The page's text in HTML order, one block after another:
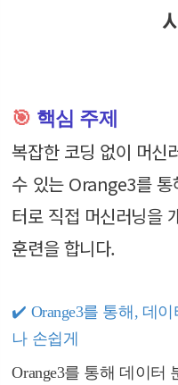
🎯 핵심 주제
복잡한 코딩 없이 머신
수 있는 Orange3를 통
터로 직접 머신러닝을
훈련을 합니다.
✔️ Orange3를 통해, 데
나 손쉽게
Orange3를 통해 데이터